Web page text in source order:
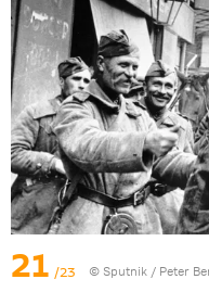
21 /23 © Sputnik / Peter